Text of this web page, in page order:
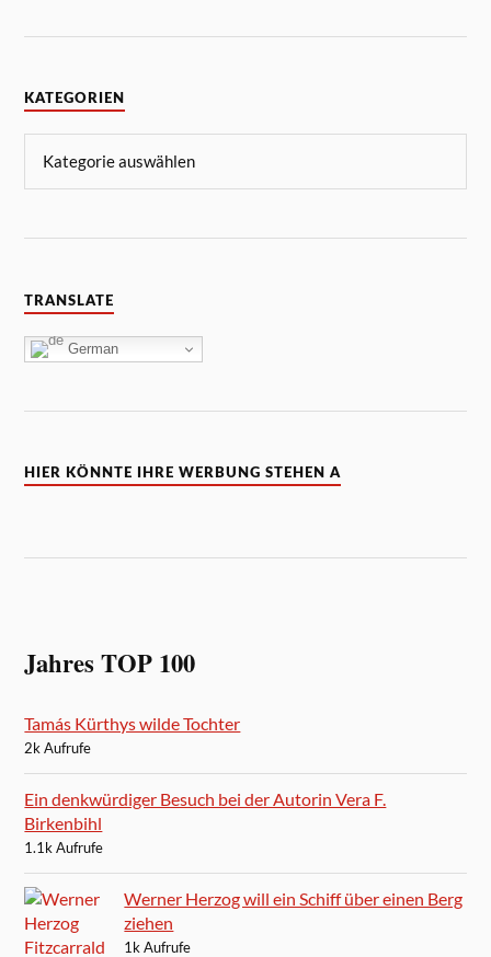
KATEGORIEN
TRANSLATE
German
HIER KÖNNTE IHRE WERBUNG STEHEN A
Jahres TOP 100
Tamás Kürthys wilde Tochter
2k Aufrufe
Ein denkwürdiger Besuch bei der Autorin Vera F.
Birkenbihl
1.1k Aufrufe
Werner Herzog will ein Schiff über einen Berg
ziehen
1k Aufrufe